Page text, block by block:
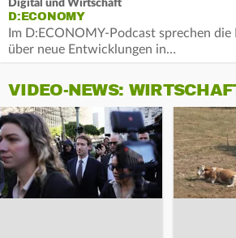
Digital und Wirtschaft
D:ECONOMY
Im D:ECONOMY-Podcast sprechen die
über neue Entwicklungen in…
VIDEO-NEWS: